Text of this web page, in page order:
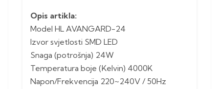
Opis artikla:
Model HL AVANGARD-24
Izvor svjetlosti SMD LED
Snaga (potrošnja) 24W
Temperatura boje (Kelvin) 4000K
Napon/Frekvencija 220~240V / 50Hz